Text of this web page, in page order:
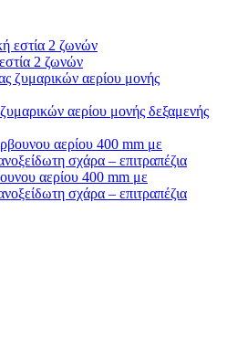
2 ζωνών
αερίου μονής δεξαμενής
αερίου 400 mm με
σχάρα – επιτραπέζια